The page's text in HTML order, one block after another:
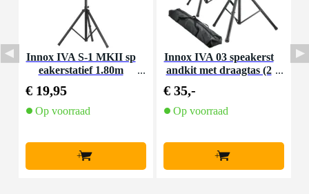
Innox IVA S-1 MKII sp
eakerstatief 1.80m
€ 19,95
Op voorraad
+
Innox IVA 03 speakerst
andkit met draagtas (2
€ 35,-
Op voorraad
+